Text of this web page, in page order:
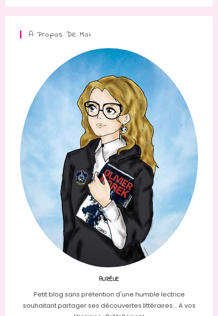
A Propos De Moi
AURÉLIE
Petit blog sans prétention d'une humble lectrice
souhaitant partager ses découvertes littéraires... A vos